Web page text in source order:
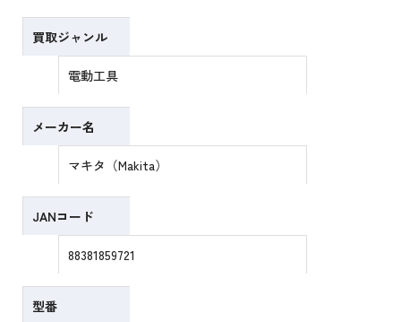
買取ジャンル
電動工具
メーカー名
マキタ（Makita）
JANコード
88381859721
型番